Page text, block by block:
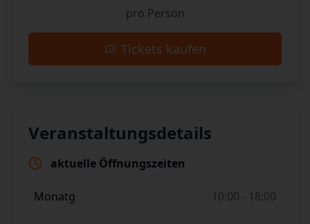
pro Person
Tickets kaufen
Veranstaltungsdetails
aktuelle Öffnungszeiten
Monatg 10:00 - 18:00